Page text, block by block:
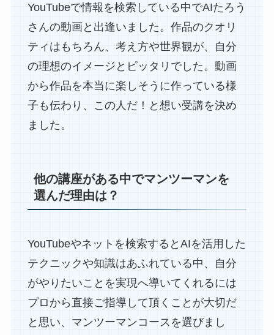
YouTubeで情報を検索している中でAIたろう
さんの動画と出逢いました。作品のクオリ
ティはもちろん、考え方や世界観が、自分
の理想のイメージとピッタリでした。動画
から作品を本当に楽しそうに作っている様
子も伝わり、この人だ！と想い受講を決め
ました。
他の講座がある中でマンツーマンを
選んだ理由は？
YouTubeやネットを検索するとAIを活用した
テクニックや知識はあふれている中、自分
がやりたいことを実現へ導いてくれるには
プロから直接ご指導して頂くことが大切だ
と思い、マンツーマンコースを選びまし